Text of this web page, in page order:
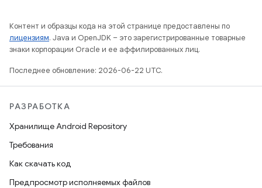
Контент и образцы кода на этой странице предоставлены по
лицензиям. Java и OpenJDK – это зарегистрированные товарные
знаки корпорации Oracle и ее аффилированных лиц.
Последнее обновление: 2026-06-22 UTC.
РАЗРАБОТКА
Хранилище Android Repository
Требования
Как скачать код
Предпросмотр исполняемых файлов